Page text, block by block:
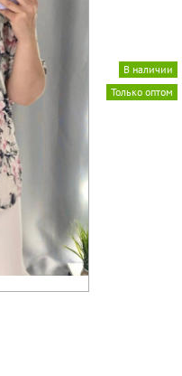
Только оптом
В наличии